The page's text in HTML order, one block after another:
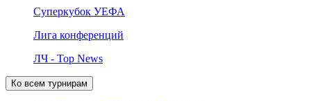
Суперкубок УЕФА
Лига конференций
ЛЧ - Top News
Ко всем турнирам